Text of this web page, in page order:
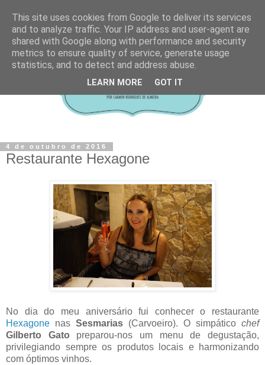
4 de outubro de 2016
Restaurante Hexagone
No dia do meu aniversário fui conhecer o restaurante
Hexagone nas Sesmarias (Carvoeiro). O simpático chef
Gilberto Gato preparou-nos um menu de degustação,
privilegiando sempre os produtos locais e harmonizando
com óptimos vinhos.
This site uses cookies from Google to deliver its services
and to analyze traffic. Your IP address and user-agent are
shared with Google along with performance and security
metrics to ensure quality of service, generate usage
statistics, and to detect and address abuse.
LEARN MORE GOT IT